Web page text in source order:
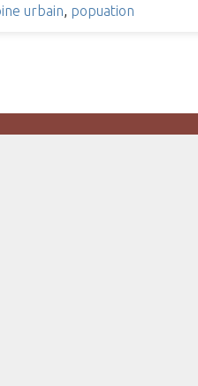
urbain popuation